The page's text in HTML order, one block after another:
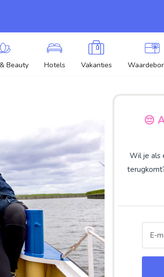
Beauty Hotels Vakanties
😔
Wil je als